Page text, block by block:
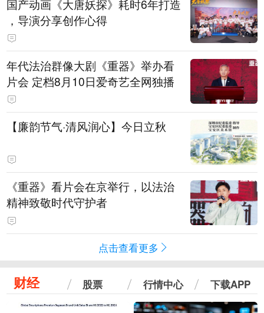
国产动画《大唐妖探》耗时6年打造
，导演分享创作心得
年代法治群像大剧《重器》举办看
片会 定档8月10日爱奇艺全网独播
【廉韵节气·清风润心】今日立秋
《重器》看片会在京举行，以法治
精神致敬时代守护者
点击查看更多
财经 股票 行情中心 下载APP